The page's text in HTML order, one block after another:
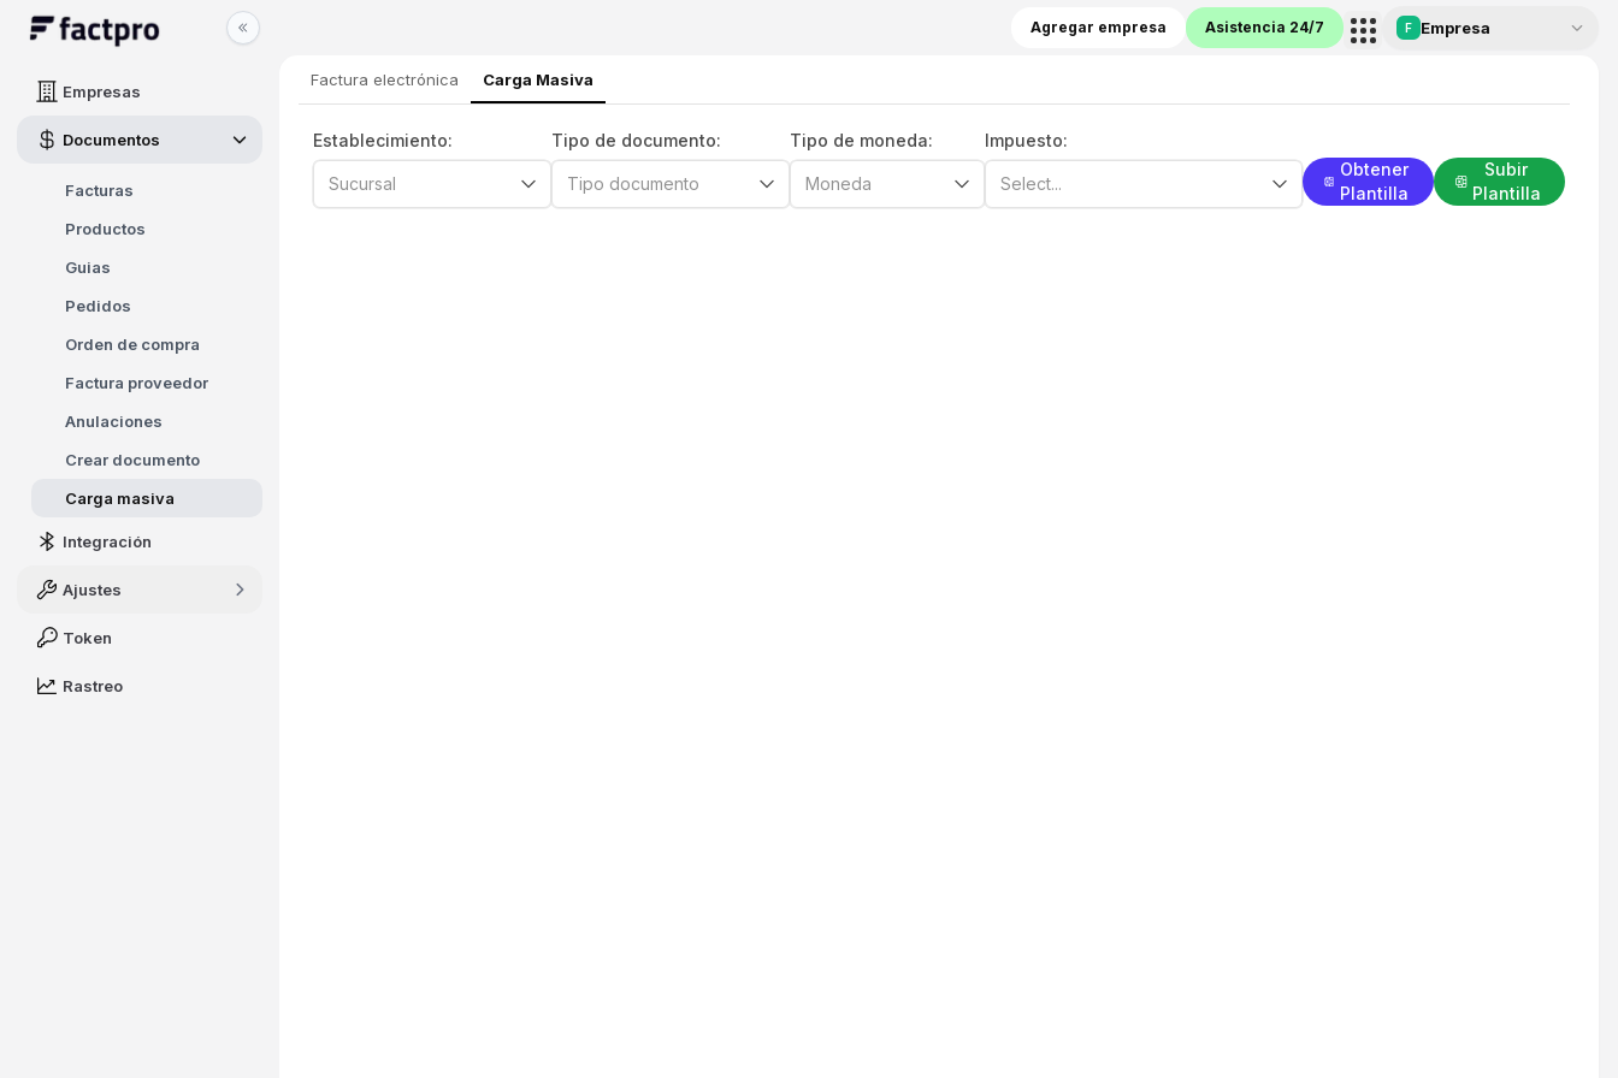
Empresas
Documentos
Facturas
Productos
Guias
Pedidos
Orden de compra
Factura proveedor
Anulaciones
Crear documento
Carga masiva
Integración
Ajustes
Token
Rastreo
Agregar empresa Asistencia 24/7 F Empresa
Factura electrónica Carga Masiva
Establecimiento:
Sucursal
Tipo de documento:
Tipo documento
Tipo de moneda:
Moneda
Impuesto:
Select...
Obtener
Plantilla
Subir
Plantilla